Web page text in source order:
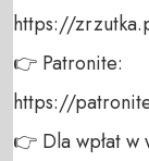
https://
👉 Patronite:
https://
👉 Dla wpłat w